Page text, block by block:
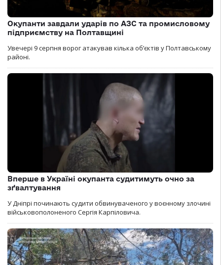
Окупанти завдали ударів по АЗС та промисловому
підприємству на Полтавщині
Увечері 9 серпня ворог атакував кілька обʼєктів у Полтавському
районі.
Вперше в Україні окупанта судитимуть очно за
зґвалтування
У Дніпрі починають судити обвинуваченого у воєнному злочині
військовополоненого Сергія Карпіловича.